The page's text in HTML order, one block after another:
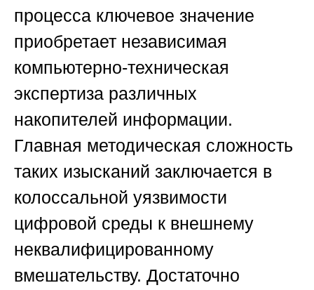
процесса ключевое значение
приобретает независимая
компьютерно-техническая
экспертиза различных
накопителей информации.
Главная методическая сложность
таких изысканий заключается в
колоссальной уязвимости
цифровой среды к внешнему
неквалифицированному
вмешательству. Достаточно